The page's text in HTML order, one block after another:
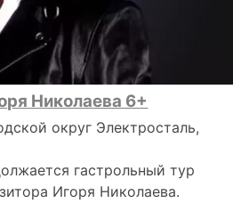
Николаева 6+
округ Электросталь,
гастрольный тур
Игоря Николаева.